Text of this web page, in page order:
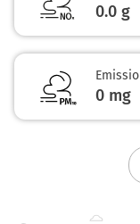
0.0 g
0 mg